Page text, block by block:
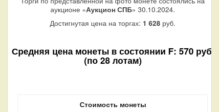
аукционе «Аукцион СПБ» 30.10.2024.
Достигнутая цена на торгах: 1 628 руб.
Средняя цена монеты в состоянии F: 570 руб.
(по 28 лотам)
Стоимость монеты